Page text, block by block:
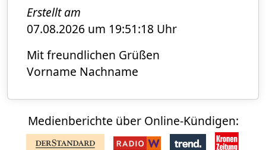
Erstellt am
07.08.2026 um 19:51:18 Uhr
Mit freundlichen Grüßen
Vorname Nachname
Medienberichte über Online-Kündigen: